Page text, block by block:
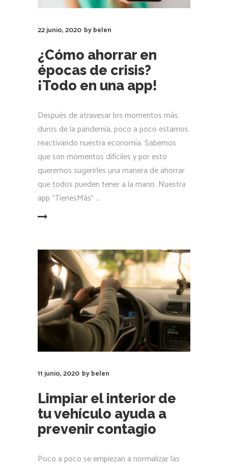
22 junio, 2020 bybelen
¿Cómo ahorrar en
épocas de crisis?
¡Todo en una app!
Después de atravesar los momentos más
duros de la pandemia, poco a poco estamos
reactivando nuestra economía. Sabemos
que son momentos difíciles y por esto
queremos sugerirles una manera de ahorrar
que todos pueden tener a la mano. Nuestra
app “TienesMás”
11 junio, 2020 bybelen
Limpiar el interior de
tu vehículo ayuda a
prevenir contagio
Poco a poco se empiezan a normalizar las